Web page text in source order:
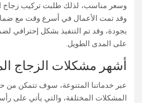
وسعر مناسب، لذلك طلبت تركيب زجاج
وقد تمت الأعمال في أسرع وقت مع
بجودة، وقد تم التنفيذ بشكل إحترافي
على المدى الطويل.
أشهر مشكلات الزجاج
عبر خدماتنا المتنوعة، سوف تتمكن من
المشكلات المختلفة، والتي يأتي على